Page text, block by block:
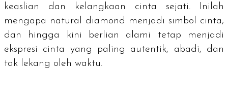
keaslian dan kelangkaan cinta sejati. Inilah
mengapa natural diamond menjadi simbol cinta,
dan hingga kini berlian alami tetap menjadi
ekspresi cinta yang paling autentik, abadi, dan
tak lekang oleh waktu.